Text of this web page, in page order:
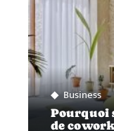
Business
Pourquoi
de